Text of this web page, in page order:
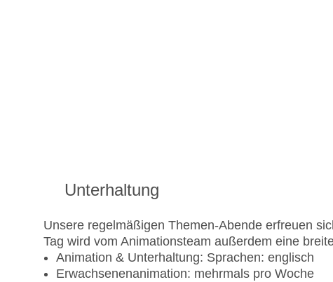
Unterhaltung
Unsere regelmäßigen Themen-Abende erfreuen
Tag wird vom Animationsteam außerdem eine
Animation & Unterhaltung: Sprachen: englisch
Erwachsenenanimation: mehrmals pro Woche